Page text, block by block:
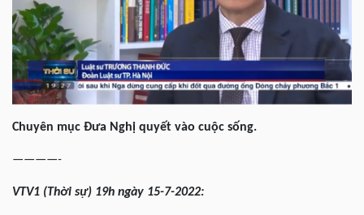
Chuyên mục Đưa Nghị quyết vào cuộc sống.
————-
VTV1 (Thời sự) 19h ngày 15-7-2022: